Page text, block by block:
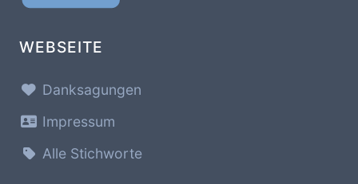
WEBSEITE
Danksagungen
Impressum
Alle Stichworte